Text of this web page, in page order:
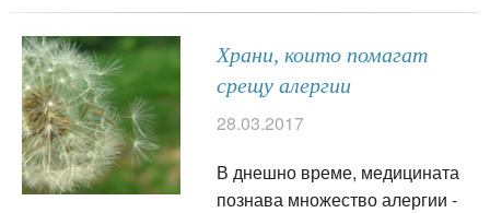
Храни, които помагат
срещу алергии
28.03.2017
В днешно време, медицината
познава множество алергии -